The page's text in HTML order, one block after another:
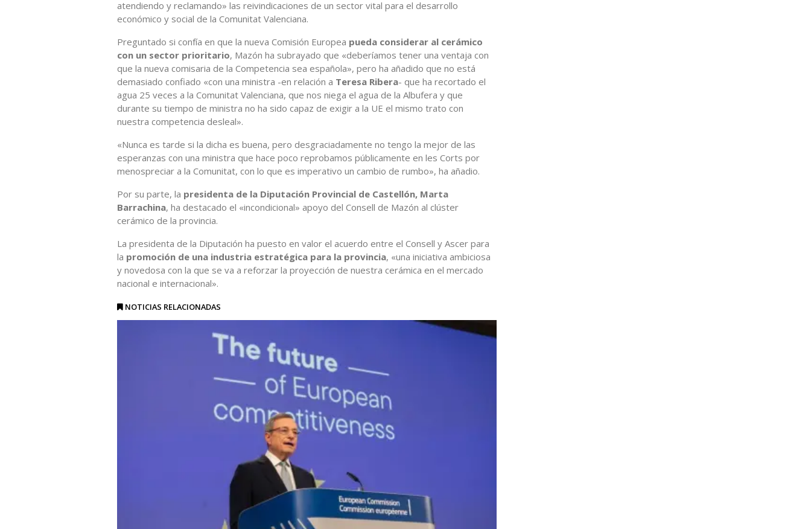
atendiendo y reclamando» las reivindicaciones de un sector vital para el desarrollo
económico y social de la Comunitat Valenciana.
Preguntado si confía en que la nueva Comisión Europea pueda considerar al cerámico
con un sector prioritario, Mazón ha subrayado que «deberíamos tener una ventaja con
que la nueva comisaria de la Competencia sea española», pero ha añadido que no está
demasiado confiado «con una ministra -en relación a Teresa Ribera- que ha recortado el
agua 25 veces a la Comunitat Valenciana, que nos niega el agua de la Albufera y que
durante su tiempo de ministra no ha sido capaz de exigir a la UE el mismo trato con
nuestra competencia desleal».
«Nunca es tarde si la dicha es buena, pero desgraciadamente no tengo la mejor de las
esperanzas con una ministra que hace poco reprobamos públicamente en les Corts por
menospreciar a la Comunitat, con lo que es imperativo un cambio de rumbo», ha añadio.
Por su parte, la presidenta de la Diputación Provincial de Castellón, Marta
Barrachina, ha destacado el «incondicional» apoyo del Consell de Mazón al clúster
cerámico de la provincia.
La presidenta de la Diputación ha puesto en valor el acuerdo entre el Consell y Ascer para
la promoción de una industria estratégica para la provincia, «una iniciativa ambiciosa
y novedosa con la que se va a reforzar la proyección de nuestra cerámica en el mercado
nacional e internacional».
NOTICIAS RELACIONADAS